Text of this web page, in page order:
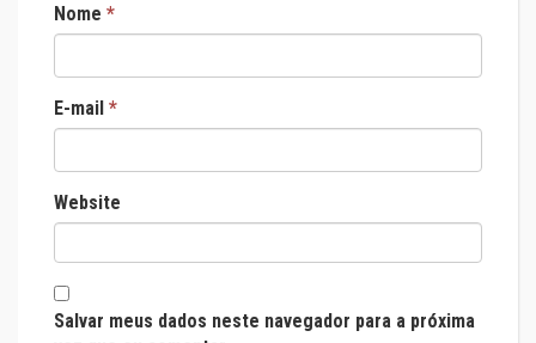
Nome *
E-mail *
Website
Salvar meus dados neste navegador para a próxima